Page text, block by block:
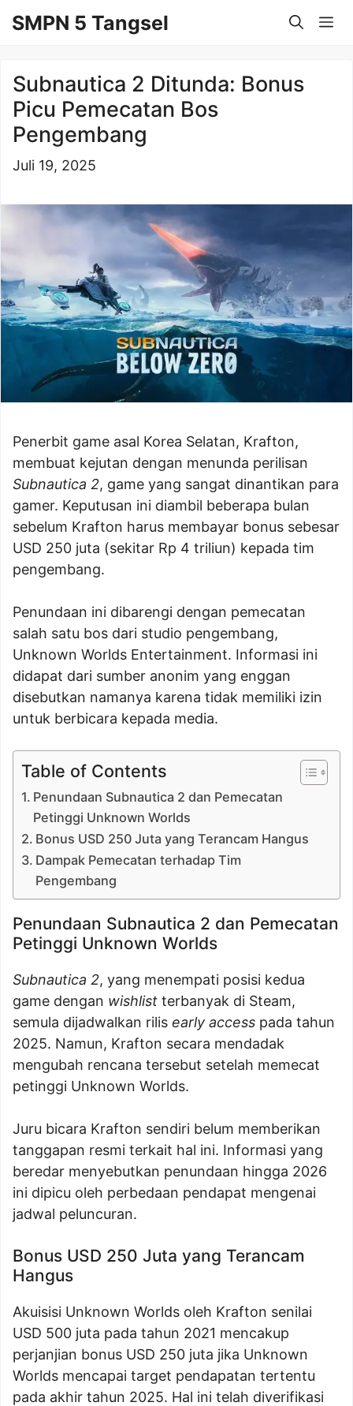
keSMPN 5 Tangsel
Subnautica 2 Ditunda: Bonus
Picu Pemecatan Bos
Pengembang
Juli 19, 2025
Penerbit game asal Korea Selatan, Krafton,
membuat kejutan dengan menunda perilisan
Subnautica 2, game yang sangat dinantikan para
gamer. Keputusan ini diambil beberapa bulan
sebelum Krafton harus membayar bonus sebesar
USD 250 juta (sekitar Rp 4 triliun) kepada tim
pengembang.
Penundaan ini dibarengi dengan pemecatan
salah satu bos dari studio pengembang,
Unknown Worlds Entertainment. Informasi ini
didapat dari sumber anonim yang enggan
disebutkan namanya karena tidak memiliki izin
untuk berbicara kepada media.
Table of Contents
Penundaan Subnautica 2 dan Pemecatan
Petinggi Unknown Worlds
Bonus USD 250 Juta yang Terancam Hangus
Dampak Pemecatan terhadap Tim
Pengembang
Penundaan Subnautica 2 dan Pemecatan
Petinggi Unknown Worlds
Subnautica 2, yang menempati posisi kedua
game dengan wishlist terbanyak di Steam,
semula dijadwalkan rilis early access pada tahun
2025. Namun, Krafton secara mendadak
mengubah rencana tersebut setelah memecat
petinggi Unknown Worlds.
Juru bicara Krafton sendiri belum memberikan
tanggapan resmi terkait hal ini. Informasi yang
beredar menyebutkan penundaan hingga 2026
ini dipicu oleh perbedaan pendapat mengenai
jadwal peluncuran.
Bonus USD 250 Juta yang Terancam
Hangus
Akuisisi Unknown Worlds oleh Krafton senilai
USD 500 juta pada tahun 2021 mencakup
perjanjian bonus USD 250 juta jika Unknown
Worlds mencapai target pendapatan tertentu
pada akhir tahun 2025. Hal ini telah diverifikasi